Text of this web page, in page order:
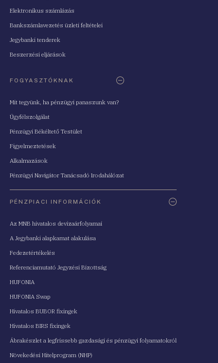
Elektronikus számlázás
Bankszámlavezetés üzleti feltételei
Jegybanki tenderek
Beszerzési eljárások
FOGYASZTÓKNAK
Mit tegyünk, ha pénzügyi panaszunk van?
Ügyfélszolgálat
Pénzügyi Békéltető Testület
Figyelmeztetések
Alkalmazások
Pénzügyi Navigátor Tanácsadó Irodahálózat
PÉNZPIACI INFORMÁCIÓK
Az MNB hivatalos devizaárfolyamai
A Jegybanki alapkamat alakulása
Fedezetértékelés
Referenciamutató Jegyzési Bizottság
HUFONIA
HUFONIA Swap
Hivatalos BUBOR fixingek
Hivatalos BIRS fixingek
Ábrakészlet a legfrissebb gazdasági és pénzügyi folyamatokról
Növekedési Hitelprogram (NHP)